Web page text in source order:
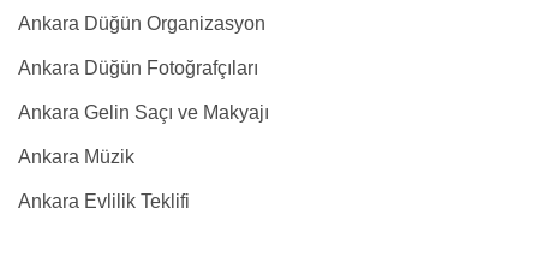
Ankara Düğün Organizasyon
Ankara Düğün Fotoğrafçıları
Ankara Gelin Saçı ve Makyajı
Ankara Müzik
Ankara Evlilik Teklifi